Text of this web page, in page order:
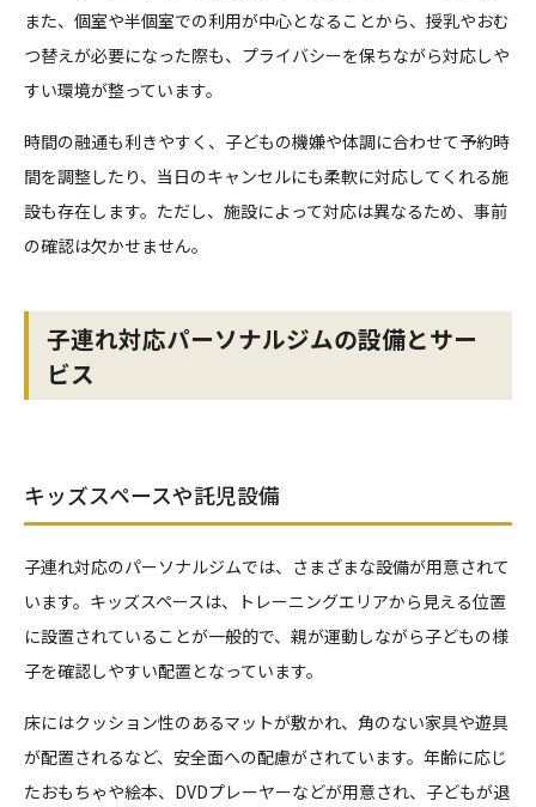
また、個室や半個室での利用が中心となることから、授乳やおむ
つ替えが必要になった際も、プライバシーを保ちながら対応しや
すい環境が整っています。
時間の融通も利きやすく、子どもの機嫌や体調に合わせて予約時
間を調整したり、当日のキャンセルにも柔軟に対応してくれる施
設も存在します。ただし、施設によって対応は異なるため、事前
の確認は欠かせません。
子連れ対応パーソナルジムの設備とサー
ビス
キッズスペースや託児設備
子連れ対応のパーソナルジムでは、さまざまな設備が用意されて
います。キッズスペースは、トレーニングエリアから見える位置
に設置されていることが一般的で、親が運動しながら子どもの様
子を確認しやすい配置となっています。
床にはクッション性のあるマットが敷かれ、角のない家具や遊具
が配置されるなど、安全面への配慮がされています。年齢に応じ
たおもちゃや絵本、DVDプレーヤーなどが用意され、子どもが退